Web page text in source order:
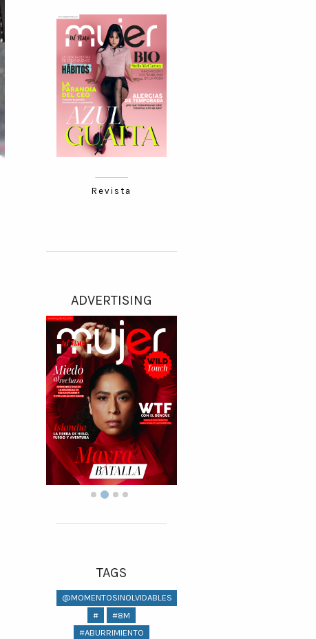
Revista
ADVERTISING
TAGS
@MOMENTOSINOLVIDABLES
#
#8M
#ABURRIMIENTO